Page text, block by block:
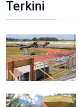
Terkini